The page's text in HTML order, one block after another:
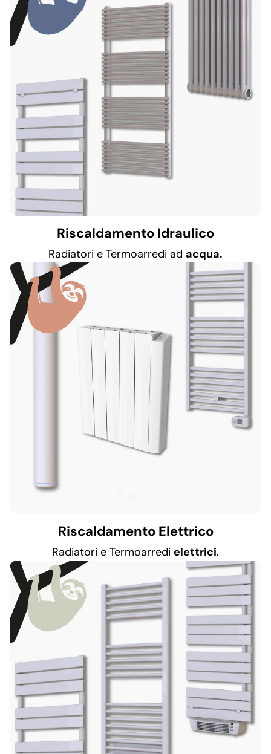
Riscaldamento Idraulico
Radiatori e Termoarredi ad acqua.
Riscaldamento Elettrico
Radiatori e Termoarredi elettrici.